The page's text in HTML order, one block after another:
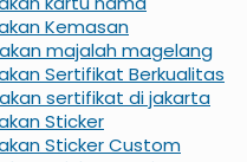
Kemasan
majalah magelang
Sertifikat Berkualitas
sertifikat di jakarta
Sticker
Sticker Custom